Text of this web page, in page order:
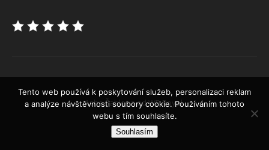
Ashe Šablona odWP Royal.
Tento web používá k poskytování služeb, personalizaci reklam
a analýze návštěvnosti soubory cookie. Používáním tohoto
webu s tím souhlasíte.
Souhlasím